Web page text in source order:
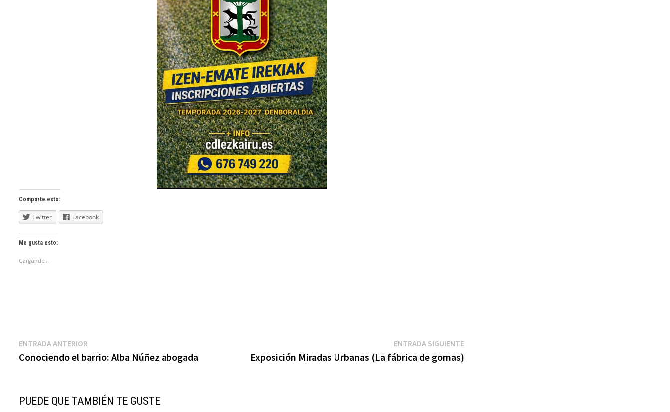
Comparte esto:
Twitter Facebook
Me gusta esto:
Cargando...
Navegación
de
ENTRADA ANTERIOR
anterior:
Conociendo el barrio: Alba Núñez abogada
ENTRADA SIGUIENTEEntrada
siguiente:
Exposición Miradas Urbanas (La fábrica de gomas)
PUEDE QUE TAMBIÉN TE GUSTE